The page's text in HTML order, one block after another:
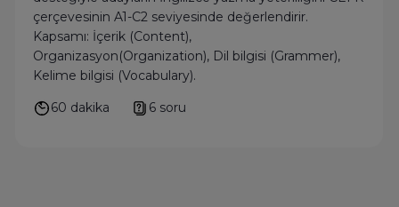
çerçevesinin A1-C2 seviyesinde değerlendirir.
Kapsamı: İçerik (Content),
Organizasyon(Organization), Dil bilgisi (Grammer),
Kelime bilgisi (Vocabulary).
60 dakika
6 soru